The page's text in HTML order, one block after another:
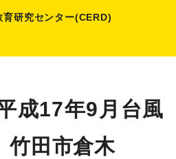
育研究センター(CERD)
平成17年9月台風
竹田市倉木